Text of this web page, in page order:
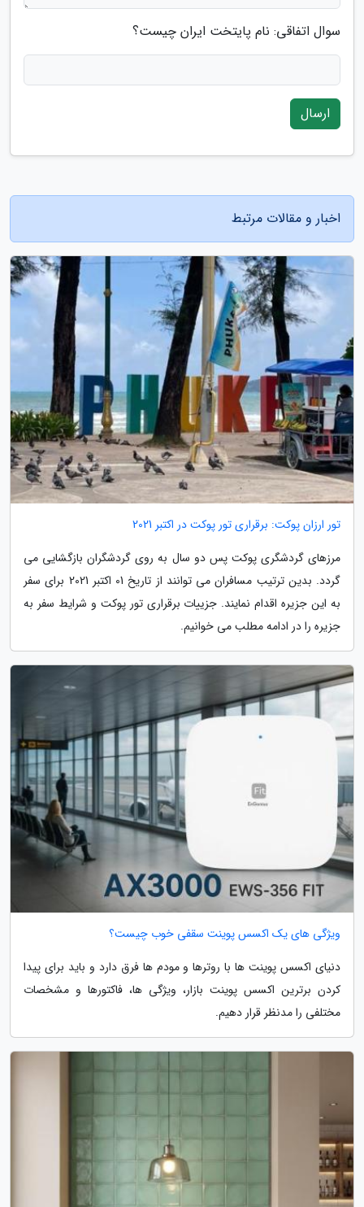
سوال اتفاقی: نام پایتخت ایران چیست؟
ارسال
اخبار و مقالات مرتبط
تور ارزان پوکت: برقراری تور پوکت در اکتبر 2021
مرزهای گردشگری پوکت پس دو سال به روی گردشگران بازگشایی می
گردد. بدین ترتیب مسافران می توانند از تاریخ 01 اکتبر 2021 برای سفر
به این جزیره اقدام نمایند. جزییات برقراری تور پوکت و شرایط سفر به
جزیره را در ادامه مطلب می خوانیم.
ویژگی های یک اکسس پوینت سقفی خوب چیست؟
دنیای اکسس پوینت ها با روترها و مودم ها فرق دارد و باید برای پیدا
کردن برترین اکسس پوینت بازار، ویژگی ها، فاکتورها و مشخصات
مختلفی را مدنظر قرار دهیم.